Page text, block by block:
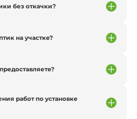
без откачки?
на участке?
работ по установке